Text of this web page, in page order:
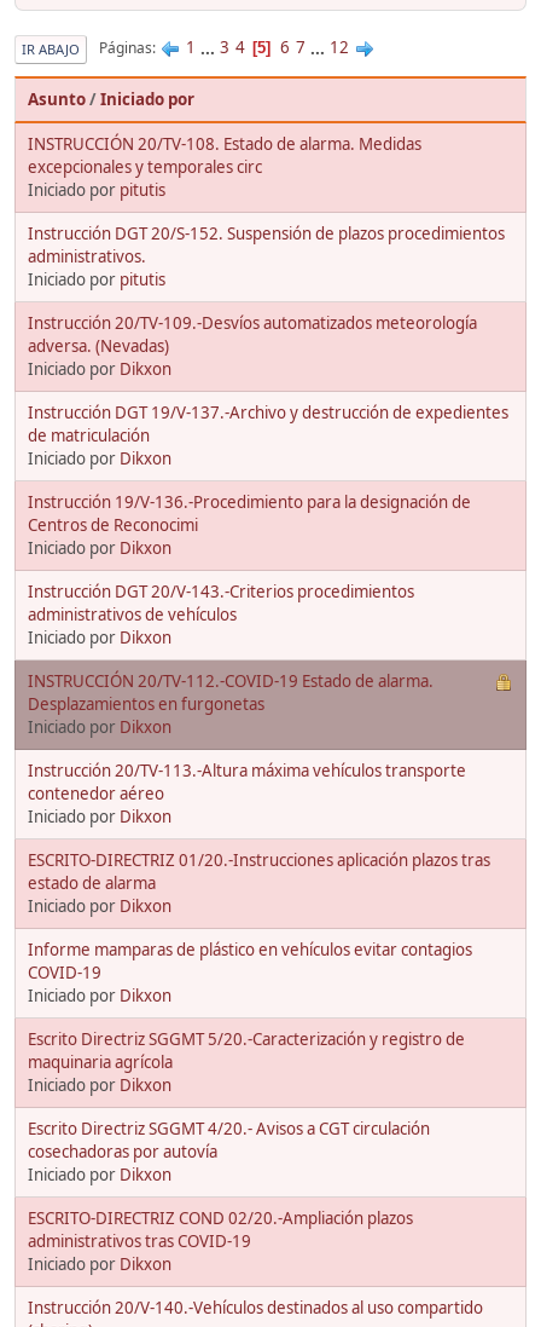
IR ABAJO Páginas 1 ... 3 4 5 6 7 ... 12
Asunto/Iniciado por
INSTRUCCIÓN 20/TV-108. Estado de alarma. Medidas
excepcionales y temporales circ
Iniciado por pitutis
Instrucción DGT 20/S-152. Suspensión de plazos procedimientos
administrativos.
Iniciado por pitutis
Instrucción 20/TV-109.-Desvíos automatizados meteorología
adversa. (Nevadas)
Iniciado por Dikxon
Instrucción DGT 19/V-137.-Archivo y destrucción de expedientes
de matriculación
Iniciado por Dikxon
Instrucción 19/V-136.-Procedimiento para la designación de
Centros de Reconocimi
Iniciado por Dikxon
Instrucción DGT 20/V-143.-Criterios procedimientos
administrativos de vehículos
Iniciado por Dikxon
INSTRUCCIÓN 20/TV-112.-COVID-19 Estado de alarma.
Desplazamientos en furgonetas
Iniciado por Dikxon
Instrucción 20/TV-113.-Altura máxima vehículos transporte
contenedor aéreo
Iniciado por Dikxon
ESCRITO-DIRECTRIZ 01/20.-Instrucciones aplicación plazos tras
estado de alarma
Iniciado por Dikxon
Informe mamparas de plástico en vehículos evitar contagios
COVID-19
Iniciado por Dikxon
Escrito Directriz SGGMT 5/20.-Caracterización y registro de
maquinaria agrícola
Iniciado por Dikxon
Escrito Directriz SGGMT 4/20.- Avisos a CGT circulación
cosechadoras por autovía
Iniciado por Dikxon
ESCRITO-DIRECTRIZ COND 02/20.-Ampliación plazos
administrativos tras COVID-19
Iniciado por Dikxon
Instrucción 20/V-140.-Vehículos destinados al uso compartido